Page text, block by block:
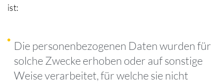
ist:
Die personenbezogenen Daten wurden für
solche Zwecke erhoben oder auf sonstige
Weise verarbeitet, für welche sie nicht